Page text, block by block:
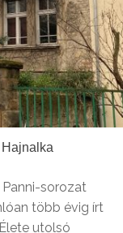
sorozat
több évig írt
utolsó